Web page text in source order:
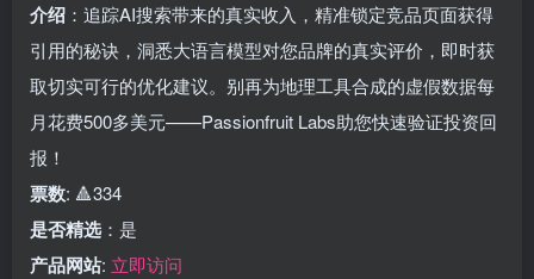
介绍 ：追踪AI搜索带来的真实收入，精准锁定竞品页面获得
引用的秘诀，洞悉大语言模型对您品牌的真实评价，即时获
取切实可行的优化建议。别再为地理工具合成的虚假数据每
月花费500多美元——Passionfruit Labs助您快速验证投资回
报！
票数: 🔺334
是否精选 ：是
产品网站: 立即访问